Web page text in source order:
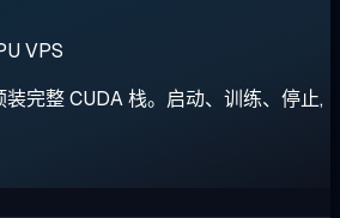
VPS
完整 CUDA 栈。启动、训练、停止,